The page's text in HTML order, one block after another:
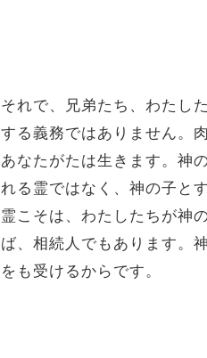
それで、兄弟たち、わたし
する義務ではありません。
あなたがたは生きます。神
れる霊ではなく、神の子と
霊こそは、わたしたちが神
ば、相続人でもあります。
をも受けるからです。